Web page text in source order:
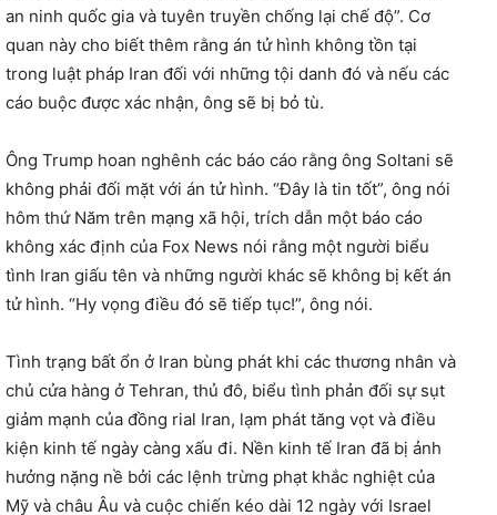
an ninh quốc gia và tuyên truyền chống lại chế độ”. Cơ
quan này cho biết thêm rằng án tử hình không tồn tại
trong luật pháp Iran đối với những tội danh đó và nếu các
cáo buộc được xác nhận, ông sẽ bị bỏ tù.
Ông Trump hoan nghênh các báo cáo rằng ông Soltani sẽ
không phải đối mặt với án tử hình. “Đây là tin tốt”, ông nói
hôm thứ Năm trên mạng xã hội, trích dẫn một báo cáo
không xác định của Fox News nói rằng một người biểu
tình Iran giấu tên và những người khác sẽ không bị kết án
tử hình. “Hy vọng điều đó sẽ tiếp tục!”, ông nói.
Tình trạng bất ổn ở Iran bùng phát khi các thương nhân và
chủ cửa hàng ở Tehran, thủ đô, biểu tình phản đối sự sụt
giảm mạnh của đồng rial Iran, lạm phát tăng vọt và điều
kiện kinh tế ngày càng xấu đi. Nền kinh tế Iran đã bị ảnh
hưởng nặng nề bởi các lệnh trừng phạt khắc nghiệt của
Mỹ và châu Âu và cuộc chiến kéo dài 12 ngày với Israel